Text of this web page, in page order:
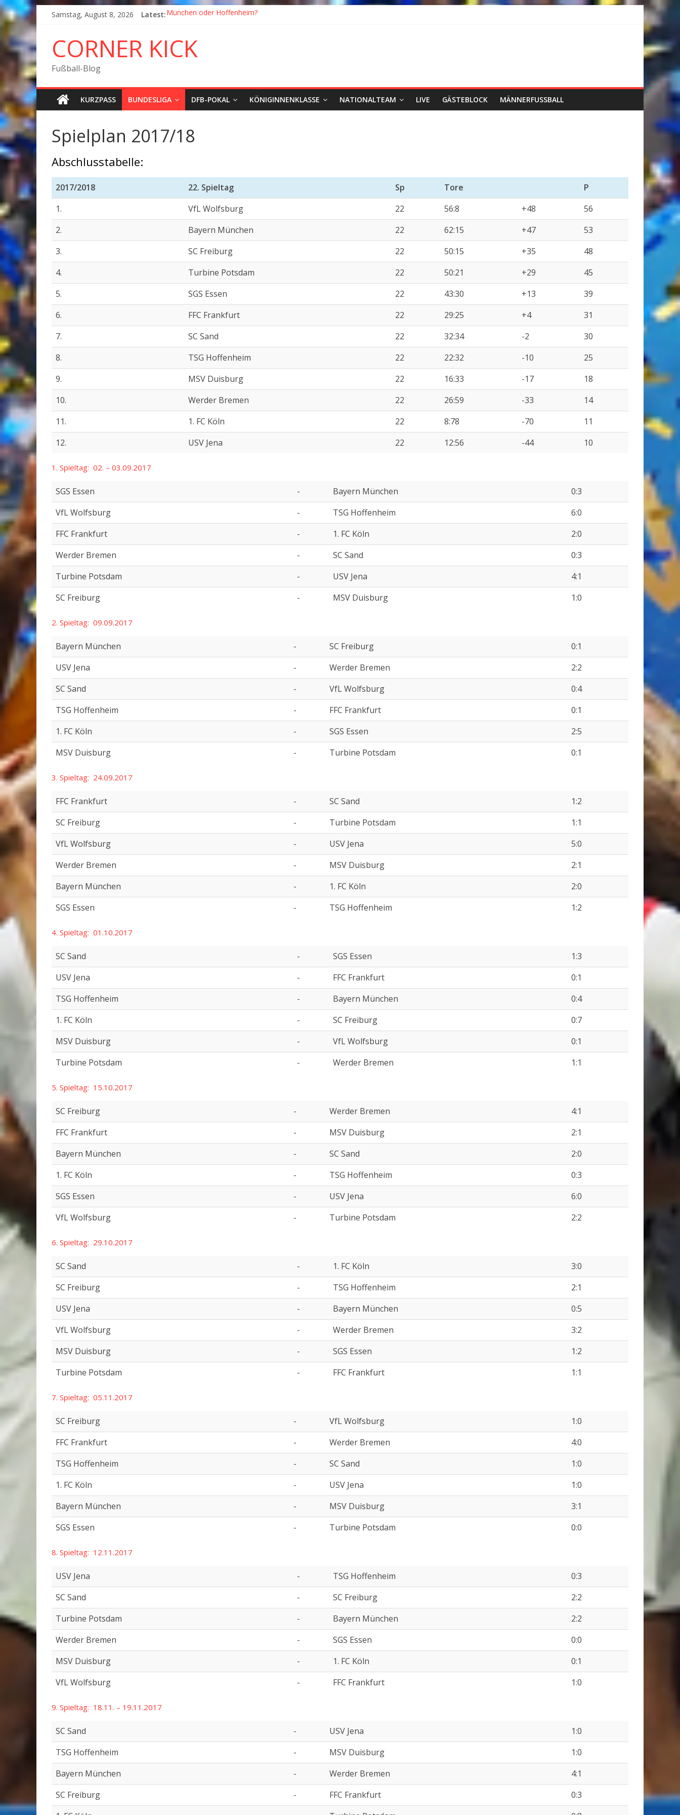
Samstag, August 8, 2026 Latest:München oder Hoffenheim?
Der Pokal geht nach Wolfsburg
München wird Vizemeister, Köln geht mit Jena in Liga zwei
CORNER KICK
Fußball-Blog
KURZPASS BUNDESLIGA DFB-POKAL KÖNIGINNENKLASSE NATIONALTEAM LIVE GÄSTEBLOCK MÄNNERFUSSBALL
Spielplan 2017/18
Abschlusstabelle:
2017/2018 22. Spieltag Sp Tore
P
1.
VfL Wolfsburg 22 56:8 +48
56
2.
Bayern München 22 62:15 +47
53
3.
SC Freiburg 22 50:15 +35
48
4.
Turbine Potsdam 22 50:21 +29
45
5.
SGS Essen 22 43:30 +13
39
6.
FFC Frankfurt 22 29:25 +4
31
7.
SC Sand 22 32:34 -2
30
8.
TSG Hoffenheim 22 22:32 -10
25
9.
MSV Duisburg 22 16:33 -17
18
10.
Werder Bremen 22 26:59 -33
14
11.
1. FC Köln 22 8:78 -70
11
12.
USV Jena 22 12:56 -44 10
1. Spieltag: 02. – 03.09.2017
SGS Essen - Bayern München
0:3
VfL Wolfsburg
- TSG Hoffenheim
6:0
FFC Frankfurt
- 1. FC Köln
2:0
Werder Bremen
- SC Sand
0:3
Turbine Potsdam
- USV Jena
4:1
SC Freiburg
- MSV Duisburg 1:0
2. Spieltag: 09.09.2017
Bayern München - SC Freiburg
0:1
USV Jena
- Werder Bremen
2:2
SC Sand
- VfL Wolfsburg
0:4
TSG Hoffenheim
- FFC Frankfurt
0:1
1. FC Köln
- SGS Essen
2:5
MSV Duisburg
- Turbine Potsdam 0:1
3. Spieltag: 24.09.2017
FFC Frankfurt - SC Sand
1:2
SC Freiburg
- Turbine Potsdam
1:1
VfL Wolfsburg
- USV Jena
5:0
Werder Bremen
- MSV Duisburg
2:1
Bayern München
- 1. FC Köln
2:0
SGS Essen
- TSG Hoffenheim 1:2
4. Spieltag: 01.10.2017
SC Sand - SGS Essen
1:3
USV Jena
- FFC Frankfurt
0:1
TSG Hoffenheim
- Bayern München
0:4
1. FC Köln
- SC Freiburg
0:7
MSV Duisburg
- VfL Wolfsburg
0:1
Turbine Potsdam
- Werder Bremen 1:1
5. Spieltag: 15.10.2017
SC Freiburg - Werder Bremen
4:1
FFC Frankfurt
- MSV Duisburg
2:1
Bayern München
- SC Sand
2:0
1. FC Köln
- TSG Hoffenheim
0:3
SGS Essen
- USV Jena
6:0
VfL Wolfsburg
- Turbine Potsdam 2:2
6. Spieltag: 29.10.2017
SC Sand - 1. FC Köln
3:0
SC Freiburg
- TSG Hoffenheim
2:1
USV Jena
- Bayern München
0:5
VfL Wolfsburg
- Werder Bremen
3:2
MSV Duisburg
- SGS Essen
1:2
Turbine Potsdam
- FFC Frankfurt 1:1
7. Spieltag: 05.11.2017
SC Freiburg - VfL Wolfsburg
1:0
FFC Frankfurt
- Werder Bremen
4:0
TSG Hoffenheim
- SC Sand
1:0
1. FC Köln
- USV Jena
1:0
Bayern München
- MSV Duisburg
3:1
SGS Essen
- Turbine Potsdam 0:0
8. Spieltag: 12.11.2017
USV Jena - TSG Hoffenheim
0:3
SC Sand
- SC Freiburg
2:2
Turbine Potsdam
- Bayern München
2:2
Werder Bremen
- SGS Essen
0:0
MSV Duisburg
- 1. FC Köln
0:1
VfL Wolfsburg
- FFC Frankfurt 1:0
9. Spieltag: 18.11. – 19.11.2017
SC Sand - USV Jena
1:0
TSG Hoffenheim
- MSV Duisburg
1:0
Bayern München
- Werder Bremen
4:1
SC Freiburg
- FFC Frankfurt
0:3